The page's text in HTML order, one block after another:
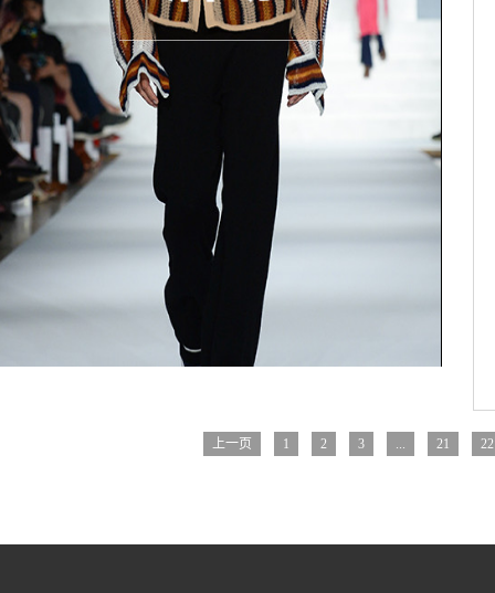
上一页 1 2 3 ... 21 22